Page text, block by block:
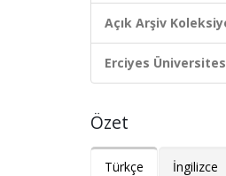
Açık Arşiv
Erciyes
Özet
Türkçe İngilizce